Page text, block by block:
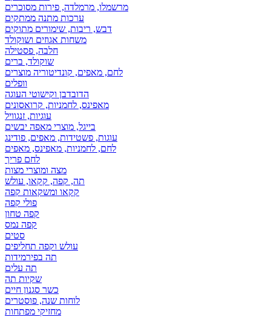
מרשמלו, מרמלדה, פירות מסוכרים
ערכות מתנה ממתקים
דבש, ריבות, שימורים מתוקים
משחות אגוזים ושוקולד
חלבה, פסטילה
שוקולד, ברים
לחם, מאפים, קונדיטוריה מוצרים
וופלים
הדובדבן וקישוטי העוגה
מאפינס, לחמניות, קרואסונים
עוגיות, זנגוויל
בייגל, מוצרי מאפה יבשים
עוגות, פשטידות, מאפים, פודינג
לחם, לחמניות, מאפינס, מאפים
לחם פריך
מצה ומוצרי מצות
תה, קפה, קקאו, עולש
קקאו ומשקאות קפה
פולי קפה
קפה טחון
קפה נמס
סטים
עולש וקפה תחליפים
תה בפירמידות
תה עלים
שקיות תה
כשר סגנון חיים
לוחות שנה, פוסטרים
מחזיקי מפתחות